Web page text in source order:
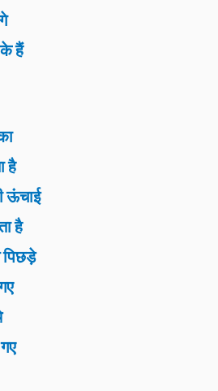
के हैं
है
ऊंचाई
है